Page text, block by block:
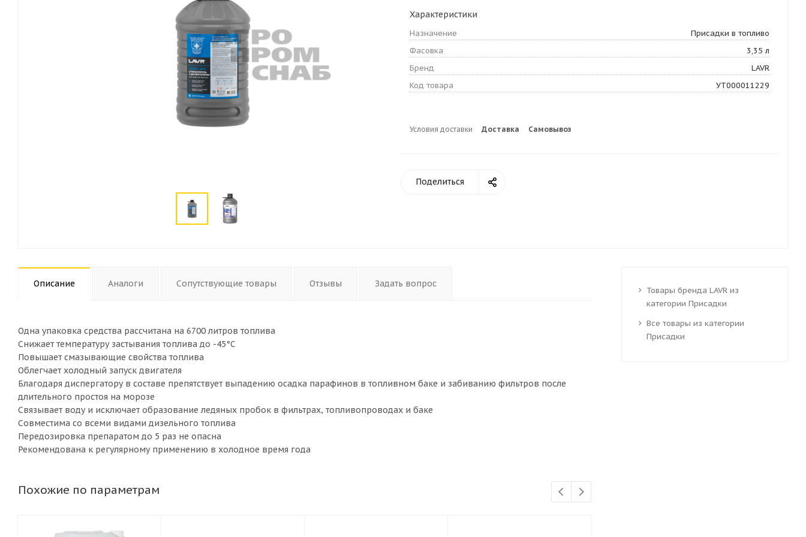
Характеристики
Назначение
Присадки в топливо
Фасовка
3,35 л
Бренд
LAVR
Код товара
УТ000011229
Условия доставки Доставка Самовывоз
Поделиться
Описание Аналоги Сопутствующие товары Отзывы Задать вопрос
Одна упаковка средства рассчитана на 6700 литров топлива
Снижает температуру застывания топлива до -45°С
Повышает смазывающие свойства топлива
Облегчает холодный запуск двигателя
Благодаря диспергатору в составе препятствует выпадению осадка парафинов в топливном баке и забиванию фильтров после
длительного простоя на морозе
Связывает воду и исключает образование ледяных пробок в фильтрах, топливопроводах и баке
Совместима со всеми видами дизельного топлива
Передозировка препаратом до 5 раз не опасна
Рекомендована к регулярному применению в холодное время года
Похожие по параметрам
Товары бренда LAVR из
категории Присадки
Все товары из категории
Присадки